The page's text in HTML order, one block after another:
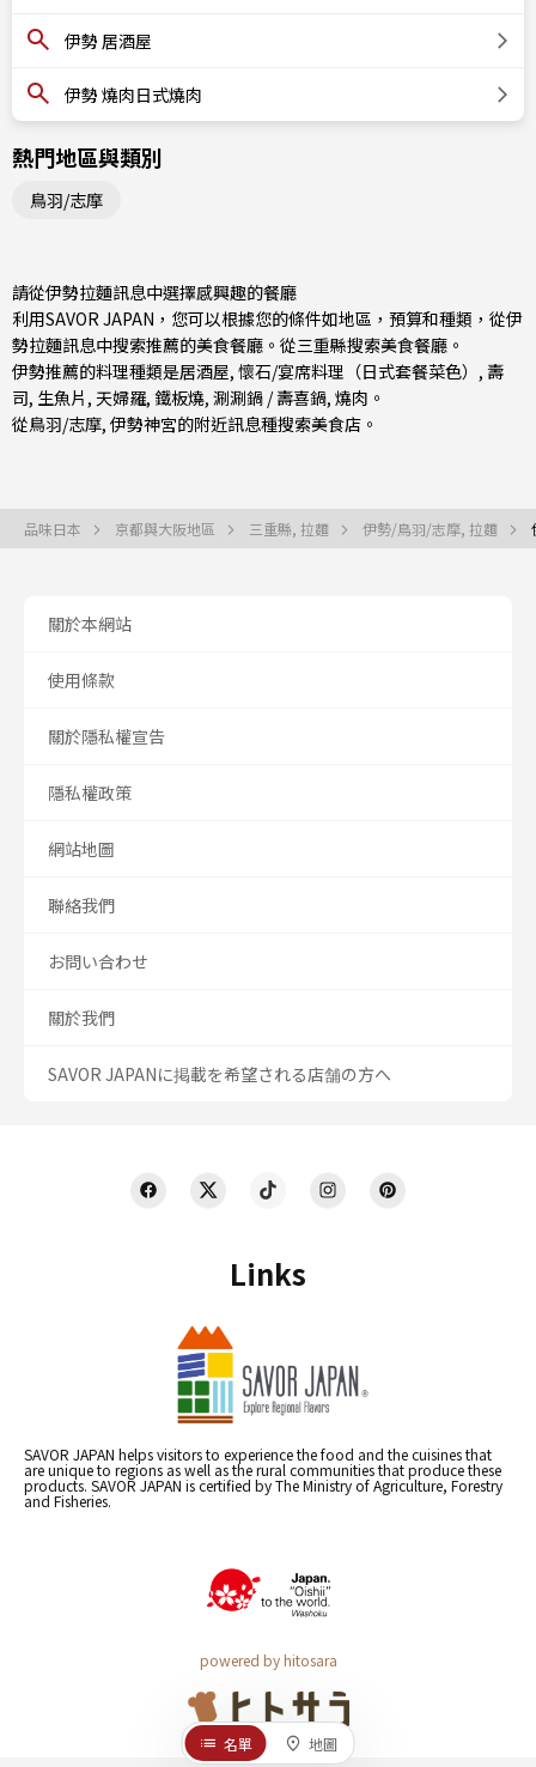
伊勢 居酒屋
伊勢 燒肉日式燒肉
熱門地區與類別
鳥羽/志摩
請從伊勢拉麵訊息中選擇感興趣的餐廳
利用SAVOR JAPAN，您可以根據您的條件如地區，預算和種類，從伊
勢拉麵訊息中搜索推薦的美食餐廳。從三重縣搜索美食餐廳。
伊勢推薦的料理種類是居酒屋, 懷石/宴席料理（日式套餐菜色） , 壽
司, 生魚片 , 天婦羅, 鐵板燒, 涮涮鍋 / 壽喜鍋, 燒肉 。
從鳥羽/志摩, 伊勢神宮的附近訊息種搜索美食店。
品味日本 京都與大阪地區 三重縣, 拉麵 伊勢/鳥羽/志摩, 拉麵
Links
SAVOR JAPAN helps visitors to experience the food and the cuisines that
are unique to regions as well as the rural communities that produce these
products. SAVOR JAPAN is certified by The Ministry of Agriculture, Forestry
and Fisheries.
powered by hitosara
關於本網站
使用條款
關於隱私權宣告
隱私權政策
網站地圖
聯絡我們
お問い合わせ
關於我們
SAVOR JAPANに掲載を希望される店舗の方へ
名單 地圖